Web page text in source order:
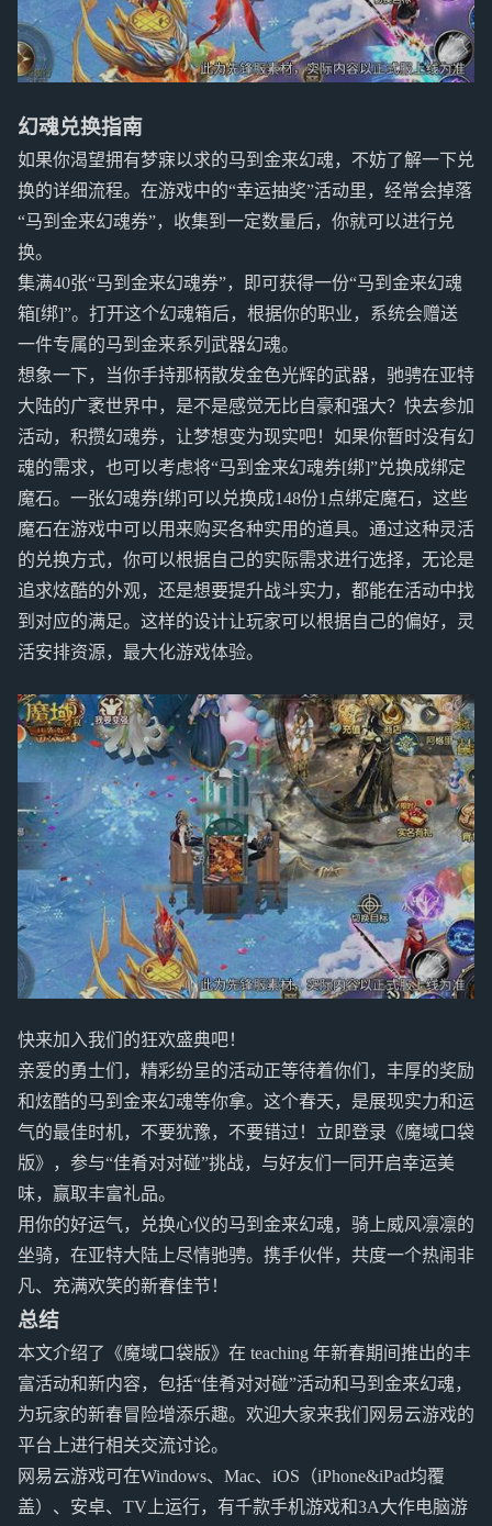
幻魂兑换指南
如果你渴望拥有梦寐以求的马到金来幻魂，不妨了解一下兑
换的详细流程。在游戏中的“幸运抽奖”活动里，经常会掉落
“马到金来幻魂券”，收集到一定数量后，你就可以进行兑
换。
集满40张“马到金来幻魂券”，即可获得一份“马到金来幻魂
箱[绑]”。打开这个幻魂箱后，根据你的职业，系统会赠送
一件专属的马到金来系列武器幻魂。
想象一下，当你手持那柄散发金色光辉的武器，驰骋在亚特
大陆的广袤世界中，是不是感觉无比自豪和强大？快去参加
活动，积攒幻魂券，让梦想变为现实吧！如果你暂时没有幻
魂的需求，也可以考虑将“马到金来幻魂券[绑]”兑换成绑定
魔石。一张幻魂券[绑]可以兑换成148份1点绑定魔石，这些
魔石在游戏中可以用来购买各种实用的道具。通过这种灵活
的兑换方式，你可以根据自己的实际需求进行选择，无论是
追求炫酷的外观，还是想要提升战斗实力，都能在活动中找
到对应的满足。这样的设计让玩家可以根据自己的偏好，灵
活安排资源，最大化游戏体验。
快来加入我们的狂欢盛典吧！
亲爱的勇士们，精彩纷呈的活动正等待着你们，丰厚的奖励
和炫酷的马到金来幻魂等你拿。这个春天，是展现实力和运
气的最佳时机，不要犹豫，不要错过！立即登录《魔域口袋
版》，参与“佳肴对对碰”挑战，与好友们一同开启幸运美
味，赢取丰富礼品。
用你的好运气，兑换心仪的马到金来幻魂，骑上威风凛凛的
坐骑，在亚特大陆上尽情驰骋。携手伙伴，共度一个热闹非
凡、充满欢笑的新春佳节！
总结
本文介绍了《魔域口袋版》在 teaching 年新春期间推出的丰
富活动和新内容，包括“佳肴对对碰”活动和马到金来幻魂，
为玩家的新春冒险增添乐趣。欢迎大家来我们网易云游戏的
平台上进行相关交流讨论。
网易云游戏可在Windows、Mac、iOS（iPhone&iPad均覆
盖）、安卓、TV上运行，有千款手机游戏和3A大作电脑游